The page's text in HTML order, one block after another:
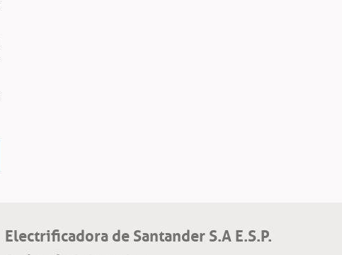
Electrificadora de Santander S.A E.S.P.